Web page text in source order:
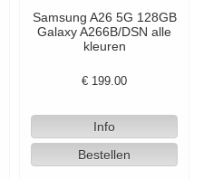
Samsung A26 5G 128GB
Galaxy A266B/DSN alle
kleuren
€ 199.00